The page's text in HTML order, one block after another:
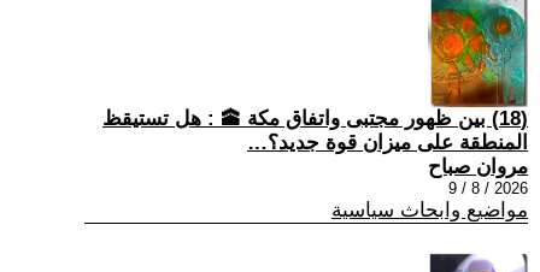
(18) بين ظهور مجتبى واتفاق مكة 🕋 : هل تستيقظ
المنطقة على ميزان قوة جديد؟…
مروان صباح
2026 / 8 / 9
مواضيع وابحاث سياسية